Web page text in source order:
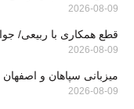
2026-08-09
قطع همکاری با ربیعی/
2026-08-09
میزبانی سپاهان و
2026-08-09